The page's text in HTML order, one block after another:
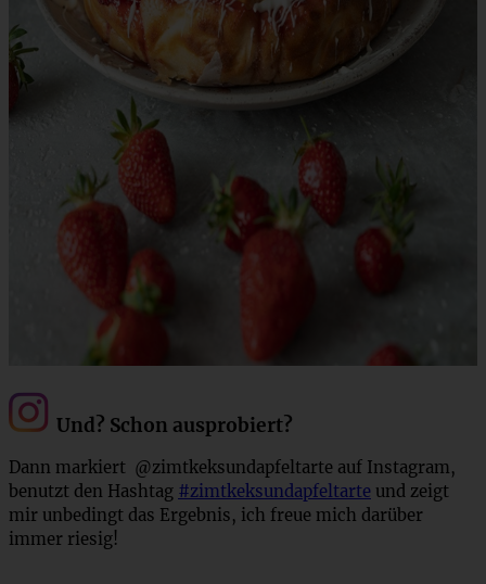
Und? Schon ausprobiert?
Dann markiert @zimtkeksundapfeltarte auf Instagram,
benutzt den Hashtag #zimtkeksundapfeltarte und zeigt
mir unbedingt das Ergebnis, ich freue mich darüber
immer riesig!